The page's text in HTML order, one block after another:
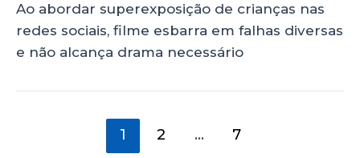
Ao abordar superexposição de crianças nas
redes sociais, filme esbarra em falhas diversas
e não alcança drama necessário
1 2 …
7